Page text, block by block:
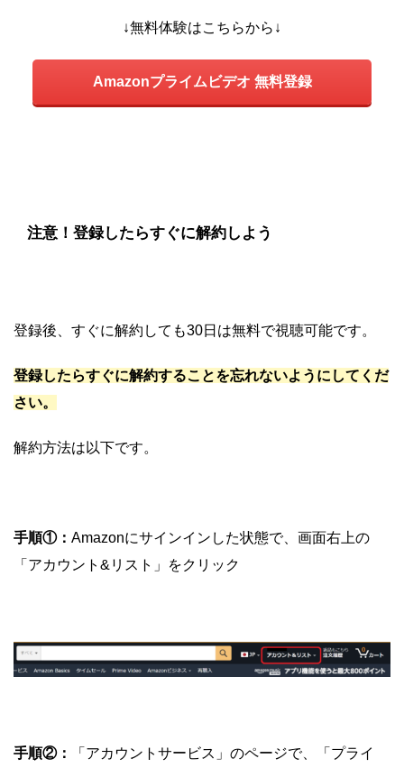
↓無料体験はこちらから↓
Amazonプライムビデオ 無料登録
注意！登録したらすぐに解約しよう
登録後、すぐに解約しても30日は無料で視聴可能です。
登録したらすぐに解約することを忘れないようにしてくだ
さい。
解約方法は以下です。
手順①： Amazonにサインインした状態で、画面右上の
「アカウント&リスト」をクリック
手順②：
「アカウントサービス」のページで、「プライ